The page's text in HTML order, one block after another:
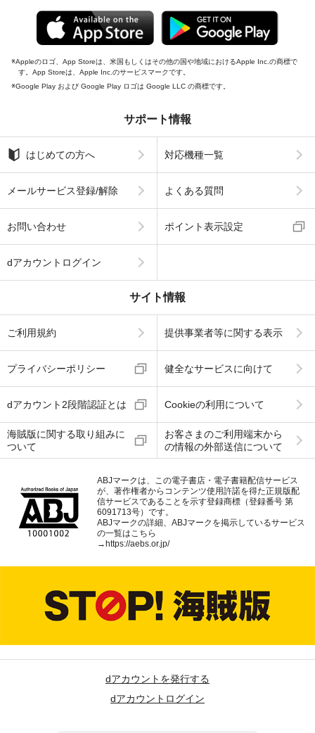
Appleのロゴ、App Storeは、米国もしくはその他の国や地域におけるApple Inc.の商標で
す。App Storeは、Apple Inc.のサービスマークです。
Google Play および Google Play ロゴは Google LLC の商標です。
サポート情報
はじめての方へ 対応機種一覧
メールサービス登録/解除 よくある質問
お問い合わせ ポイント表示設定
dアカウントログイン
サイト情報
ご利用規約 提供事業者等に関する表示
プライバシーポリシー 健全なサービスに向けて
dアカウント2段階認証とは Cookieの利用について
海賊版に関する取り組みに
ついて
お客さまのご利用端末から
の情報の外部送信について
ABJマークは、この電子書店・電子書籍配信サービス
が、著作権者からコンテンツ使用許諾を得た正規版配
信サービスであることを示す登録商標（登録番号 第
6091713号）です。
ABJマークの詳細、ABJマークを掲示しているサービス
の一覧はこちら
→https://aebs.or.jp/
dアカウントを発行する
dアカウントログイン